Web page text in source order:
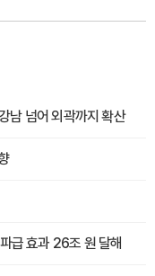
남 넘어 외곽까지 확산
급 효과 26조 원 달해